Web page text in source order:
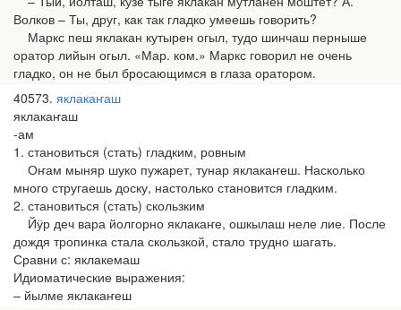
Волков – Ты, друг, как так гладко умеешь говорить?
Маркс пеш яклакан кутырен огыл, тудо шинчаш перныше
оратор лийын огыл. «Мар. ком.» Маркс говорил не очень
гладко, он не был бросающимся в глаза оратором.
40573 яклакаҥаш
яклакаҥаш
-ам
1. становиться (стать) гладким, ровным
Оҥам мыняр шуко пужарет, тунар яклакаҥеш. Насколько
много стругаешь доску, настолько становится гладким.
2. становиться (стать) скользким
Йӱр деч вара йолгорно яклакаҥе, ошкылаш неле лие. После
дождя тропинка стала скользкой, стало трудно шагать.
Сравни с: яклакемаш
Идиоматические выражения:
– йылме яклакаҥеш